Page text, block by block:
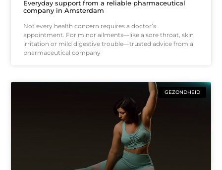
Everyday support from a reliable pharmaceutical
company in Amsterdam
Not every health concern requires a doctor’s
appointment. For minor ailments—like a sore throat, skin
irritation or mild digestive trouble—trusted advice from a
pharmaceutical company
GEZONDHEID